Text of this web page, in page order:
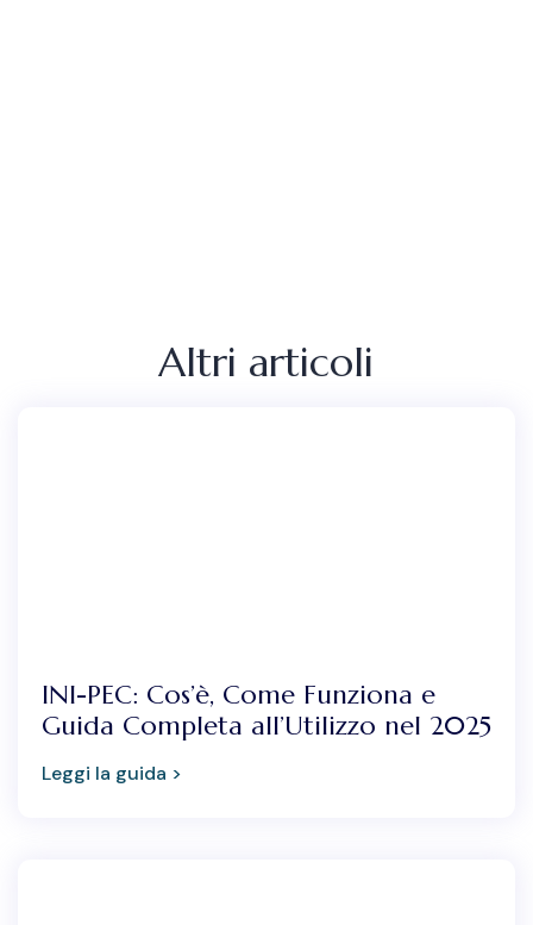
Altri articoli
INI-PEC: Cos’è, Come Funziona e
Guida Completa all’Utilizzo nel 2025
Leggi la guida >